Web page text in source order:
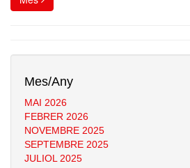
Mes/Any
MAI 2026
FEBRER 2026
NOVEMBRE 2025
SEPTEMBRE 2025
JULIOL 2025